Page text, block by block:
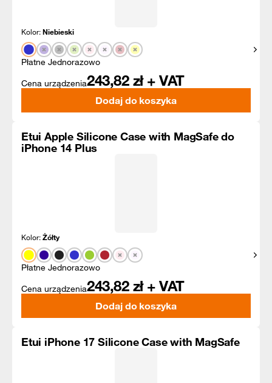
Kolor:Niebieski
Płatne Jednorazowo
Cena urządzenia243,82 zł + VAT
Dodaj do koszyka
Etui Apple Silicone Case with MagSafe do
iPhone 14 Plus
Kolor:Żółty
Płatne Jednorazowo
Cena urządzenia243,82 zł + VAT
Dodaj do koszyka
Etui iPhone 17 Silicone Case with MagSafe